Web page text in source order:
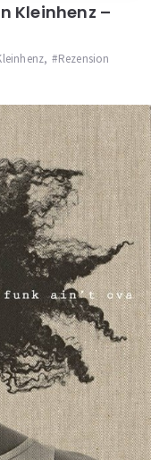
Kleinhenz –
, Rezension